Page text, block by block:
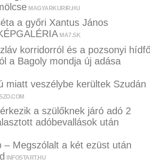
MAGYARKURIR.HU
a győri Xantus János
MA7.SK
korridorról és a pozsonyi
a Bagoly mondja új adása
miatt veszélybe kerültek Szudán
a szülőknek járó adó 2
adóbevallások után
– Megszólalt a két ezüst után
INFOSTART.HU